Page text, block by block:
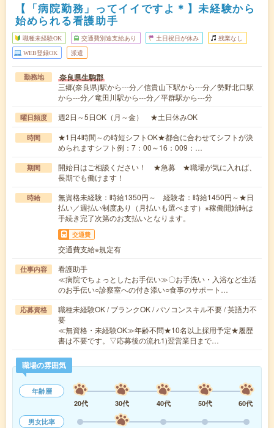
【「病院勤務」ってイイですよ＊】未経験から
始められる看護助手
職種未経験OK 交通費別途支給あり 土日祝日が休み 残業なし
WEB登録OK 派遣
勤務地 奈良県生駒郡
三郷(奈良県)駅から---分／信貴山下駅から---分／勢野北口駅
から---分／竜田川駅から---分／平群駅から---分
曜日頻度 週2日～5日OK（月～金） ★土日休みOK
時間
★1日4時間～の時短シフトOK★都合に合わせてシフトが決
められますシフト例：7：00～16：009：…
期間
開始日はご相談ください！ ★急募 ★職場が気に入れば、
長期でも働けます！
時給
無資格未経験：時給1350円～ 経験者：時給1450円～★日
払い／週払い制度あり（月払いも選べます）※稼働開始時は
手続き完了次第のお支払いとなります。
交通費
交通費支給※規定有
仕事内容
看護助手
≪病院でちょっとしたお手伝い≫〇お手洗い・入浴など生活
のお手伝い○診察室への付き添い○食事のサポート…
応募資格
職種未経験OK / ブランクOK / パソコンスキル不要 / 英語力不
要
≪無資格・未経験OK≫年齢不問★10名以上採用予定★履歴
書は不要です。▽応募後の流れ1)翌営業日まで…
職場の雰囲気
年齢層
20代
30代 40代 50代
60代
男女比率